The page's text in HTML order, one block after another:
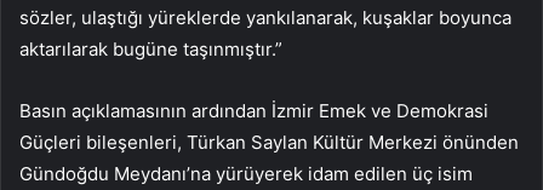
sözler, ulaştığı yüreklerde yankılanarak, kuşaklar boyunca
aktarılarak bugüne taşınmıştır.”
Basın açıklamasının ardından İzmir Emek ve Demokrasi
Güçleri bileşenleri, Türkan Saylan Kültür Merkezi önünden
Gündoğdu Meydanı’na yürüyerek idam edilen üç isim